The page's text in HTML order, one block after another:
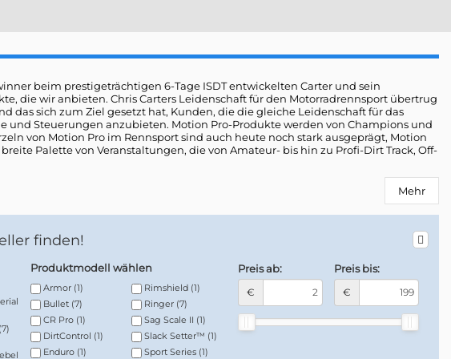
beim prestigeträchtigen 6-Tage ISDT entwickelten Carter und sein
die wir anbieten. Chris Carters Leidenschaft für den Motorradrennsport übertrug
das sich zum Ziel gesetzt hat, Kunden, die die gleiche Leidenschaft für das
Steuerungen anzubieten. Motion Pro-Produkte werden von Champions und
von Motion Pro im Rennsport sind auch heute noch stark ausgeprägt, Motion
Palette von Veranstaltungen, die von Amateur- bis hin zu Profi-Dirt Track, Off-
Mehr
finden!
(7)
Produktmodell wählen
Armor (1)
Bullet (7)
CR Pro (1)
DirtControl (1)
Enduro (1)
Rimshield (1)
Ringer (7)
Sag Scale II (1)
Slack Setter™ (1)
Sport Series (1)
Preis ab:
€
Preis bis:
€